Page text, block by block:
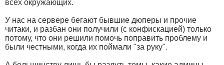
всех окружающих.
У нас на сервере бегают бывшие дюперы и прочие
читаки, и разбан они получили (с конфискацией) только
потому, что они решили помочь поправить проблему и
были честными, когда их поймали "за руку".